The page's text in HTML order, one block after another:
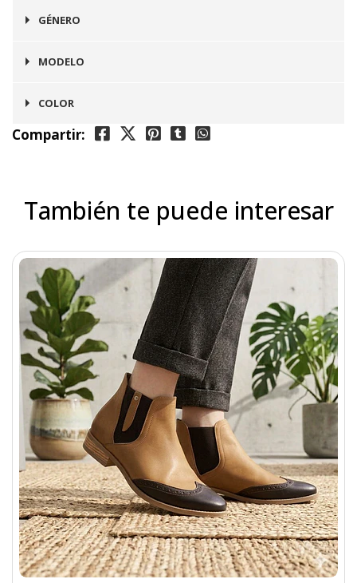
Botín
GÉNERO
Mujer
MODELO
Edimburgo
COLOR
Negro
Compartir:
También te puede interesar